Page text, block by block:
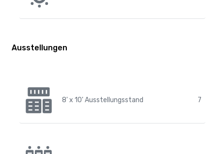
Ausstellungen
8' x 10' Ausstellungsstand 7